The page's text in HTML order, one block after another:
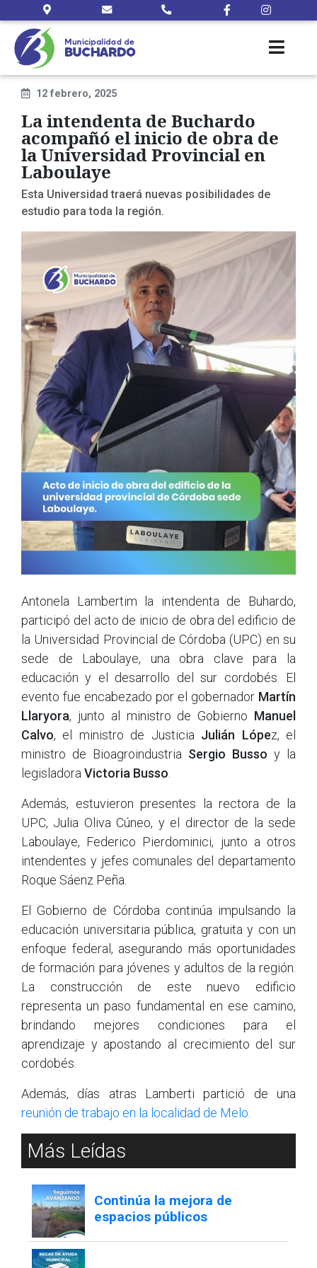
12 febrero, 2025
La intendenta de Buchardo
acompañó el inicio de obra de
la Universidad Provincial en
Laboulaye
Esta Universidad traerá nuevas posibilidades de
estudio para toda la región.
Antonela Lambertim la intendenta de Buhardo,
participó del acto de inicio de obra del edificio de
la Universidad Provincial de Córdoba (UPC) en su
sede de Laboulaye, una obra clave para la
educación y el desarrollo del sur cordobés. El
evento fue encabezado por el gobernador Martín
Llaryora, junto al ministro de Gobierno Manuel
Calvo, el ministro de JusticiaJulián López, el
ministro de Bioagroindustria Sergio Busso y la
legisladoraVictoria Busso.
Además, estuvieron presentes la rectora de la
UPC, Julia Oliva Cúneo, y el director de la sede
Laboulaye, Federico Pierdominici, junto a otros
intendentes y jefes comunales del departamento
Roque Sáenz Peña.
El Gobierno de Córdoba continúa impulsando la
educación universitaria pública, gratuita y con un
enfoque federal, asegurando más oportunidades
de formación para jóvenes y adultos de la región.
La construcción de este nuevo edificio
representa un paso fundamental en ese camino,
brindando mejores condiciones para el
aprendizaje y apostando al crecimiento del sur
cordobés.
Además, días atras Lamberti partició de una
reunión de trabajo en la localidad de Melo.
Más Leídas